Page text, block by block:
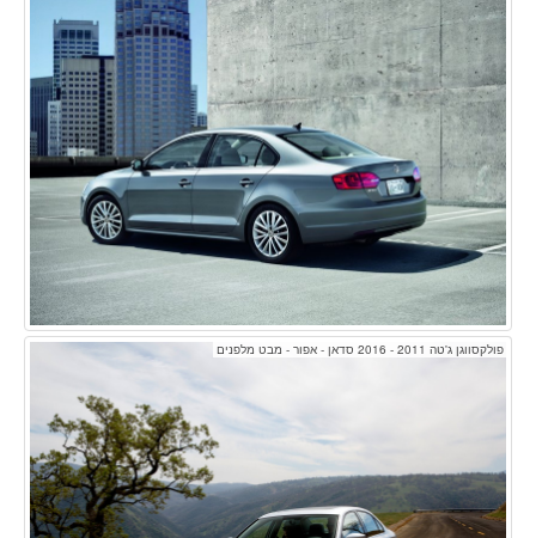
פולקסווגן ג'טה 2011 - 2016 סדאן - אפור - מבט מלפנים